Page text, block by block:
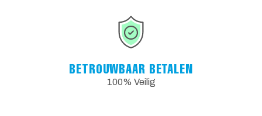
BETROUWBAAR BETALEN
100% Veilig